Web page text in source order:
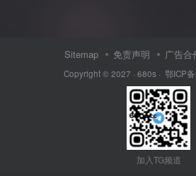
Sitemap 免责声明 广告合
Copyright © 2027 · 680s · 鄂ICP
加入TG频道